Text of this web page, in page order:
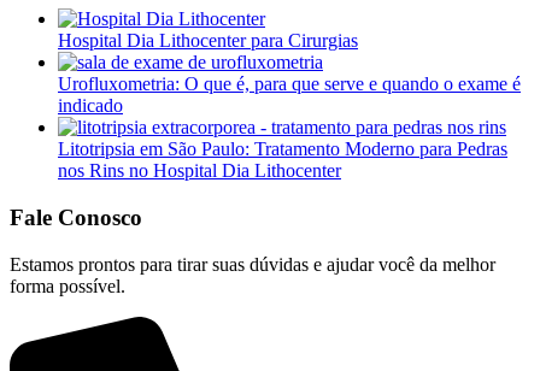
Hospital Dia Lithocenter para Cirurgias
Urofluxometria: O que é, para que serve e quando o exame é
indicado
Litotripsia em São Paulo: Tratamento Moderno para Pedras
nos Rins no Hospital Dia Lithocenter
Fale Conosco
Estamos prontos para tirar suas dúvidas e ajudar você da melhor
forma possível.